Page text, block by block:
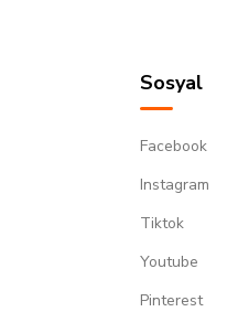
Sosyal
Facebook
Instagram
Tiktok
Youtube
Pinterest